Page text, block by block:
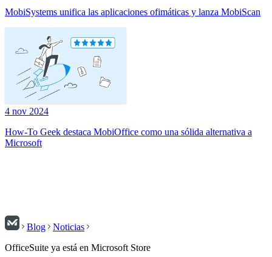
MobiSystems unifica las aplicaciones ofimáticas y lanza MobiScan
4 nov 2024
How-To Geek destaca MobiOffice como una sólida alternativa a
Microsoft
Blog
Noticias
OfficeSuite ya está en Microsoft Store